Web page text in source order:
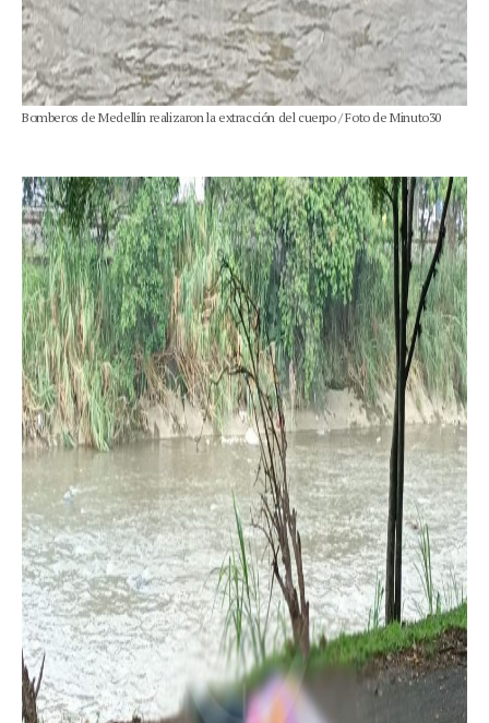
Bomberos de Medellín realizaron la extracción del cuerpo / Foto de Minuto30